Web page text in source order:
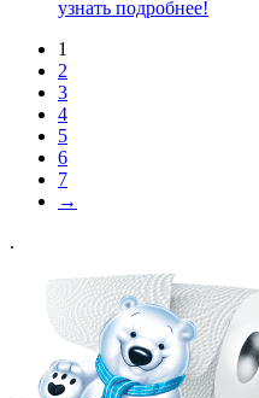
узнать подробнее!
1
2
3
4
5
6
7
→
.